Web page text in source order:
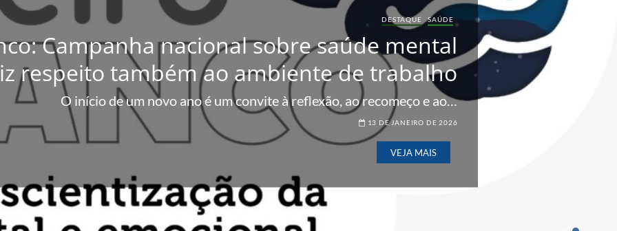
REFORMA TRABALHISTA SINDICAL
PELO FIM da DA ESCALA 6X1
e companheiras, trabalhar seis dias para descansar apenas um não é viver, é
sobreviver.A…
19 DE MARÇO DE 2026
VEJA MAIS
DESTAQUE SAÚDE
Campanha nacional sobre saúde mental
respeito também ao ambiente de trabalho
O início de um novo ano é um convite à reflexão, ao recomeço e ao…
13 DE JANEIRO DE 2026
VEJA MAIS